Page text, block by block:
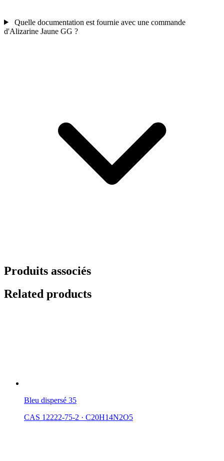
Quelle documentation est fournie avec une commande
d'Alizarine Jaune GG ?
Produits associés
Related products
Bleu dispersé 35
CAS 12222-75-2 · C20H14N2O5